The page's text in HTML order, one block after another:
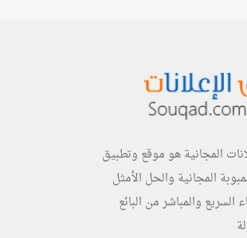
المجانية هو موقع وتطبيق
المجانية والحل الأمثل
السريع والمباشر من البائع